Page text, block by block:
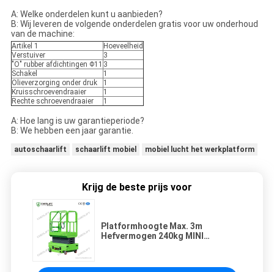
A: Welke onderdelen kunt u aanbieden?
B: Wij leveren de volgende onderdelen gratis voor uw onderhoud
van de machine:
Artikel 1
Hoeveelheid
Verstuiver
3
"O" rubber afdichtingen Φ11 3
Schakel
1
Olieverzorging onder druk
1
Kruisschroevendraaier
1
Rechte schroevendraaier
1
A: Hoe lang is uw garantieperiode?
B: We hebben een jaar garantie.
autoschaarlift schaarlift mobiel mobiel lucht het werkplatform
Krijg de beste prijs voor
Platformhoogte Max. 3m
Hefvermogen 240kg MINI